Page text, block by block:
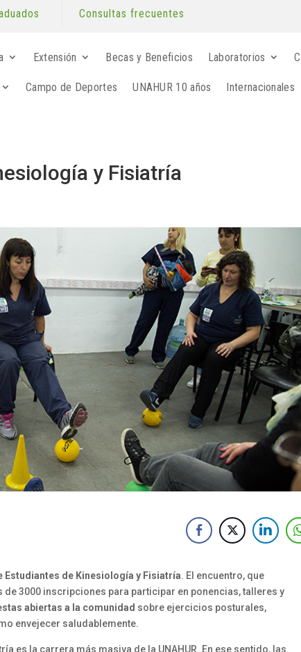
Consultas frecuentes
Extensión Becas y Beneficios Laboratorios
Campo de Deportes UNAHUR 10 años Internacionales
y Fisiatría
Estudiantes de Kinesiología y Fisiatría. El encuentro, que
3000 inscripciones para participar en ponencias, talleres y
abiertas a la comunidad sobre ejercicios posturales,
envejecer saludablemente.
es la carrera más masiva de la UNAHUR. En ese sentido, las